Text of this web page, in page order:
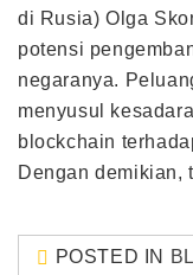
di Rusia) Olga
potensi
negaranya.
menyusul
blockchain
Dengan demikian,
POSTED IN